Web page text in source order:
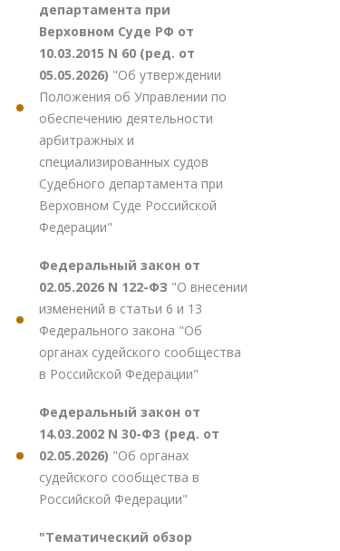
департамента при
Верховном Суде РФ от
10.03.2015 N 60 (ред. от
05.05.2026) "Об утверждении
Положения об Управлении по
обеспечению деятельности
арбитражных и
специализированных судов
Судебного департамента при
Верховном Суде Российской
Федерации"
Федеральный закон от
02.05.2026 N 122-ФЗ "О внесении
изменений в статьи 6 и 13
Федерального закона "Об
органах судейского сообщества
в Российской Федерации"
Федеральный закон от
14.03.2002 N 30-ФЗ (ред. от
02.05.2026) "Об органах
судейского сообщества в
Российской Федерации"
"Тематический обзор